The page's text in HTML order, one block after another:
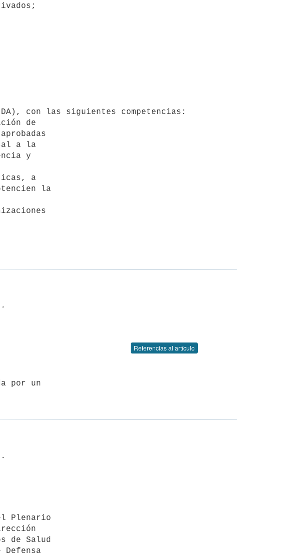
de
a la
y
a
la
Referencias al artículo
de Salud